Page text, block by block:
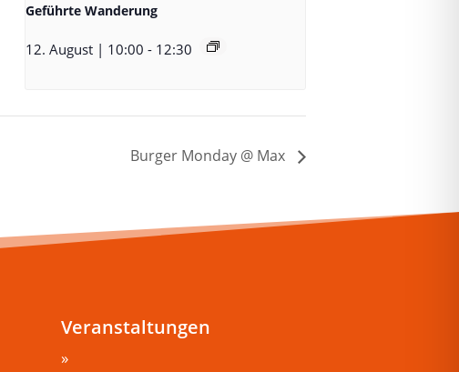
Geführte Wanderung
12. August | 10:00 - 12:30
Burger Monday @ Max
Veranstaltungen
»